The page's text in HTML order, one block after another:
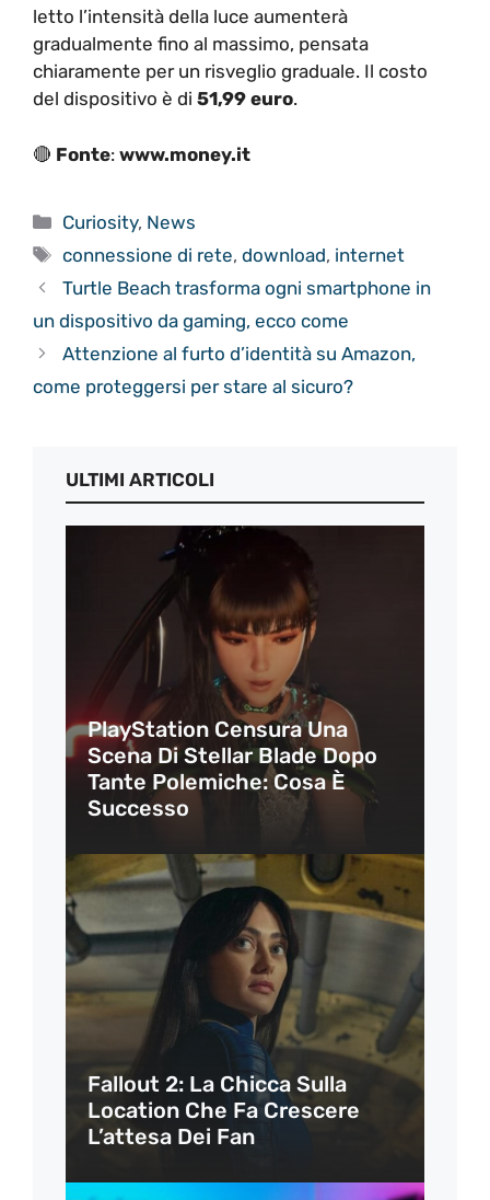
letto l’intensità della luce aumenterà
gradualmente fino al massimo, pensata
chiaramente per un risveglio graduale. Il costo
del dispositivo è di 51,99 euro.
🔴 Fonte: www.money.it
Categorie
Curiosity, News
Tag
connessione di rete,download, internet
Turtle Beach trasforma ogni smartphone in
un dispositivo da gaming, ecco come
Attenzione al furto d’identità su Amazon,
come proteggersi per stare al sicuro?
ULTIMI ARTICOLI
PlayStation Censura Una
Scena Di Stellar Blade Dopo
Tante Polemiche: Cosa È
Successo
Fallout 2: La Chicca Sulla
Location Che Fa Crescere
L’attesa Dei Fan